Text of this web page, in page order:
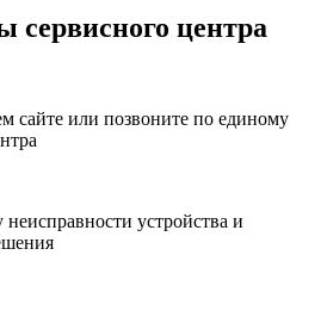
сервисного центра
сайте или позвоните по единому
устройства и